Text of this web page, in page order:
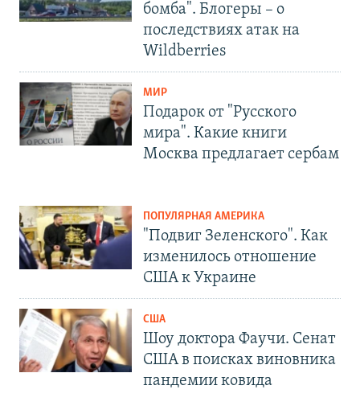
бомба". Блогеры – о
последствиях атак на
Wildberries
МИР
Подарок от "Русского
мира". Какие книги
Москва предлагает сербам
ПОПУЛЯРНАЯ АМЕРИКА
"Подвиг Зеленского". Как
изменилось отношение
США к Украине
США
Шоу доктора Фаучи. Сенат
США в поисках виновника
пандемии ковида